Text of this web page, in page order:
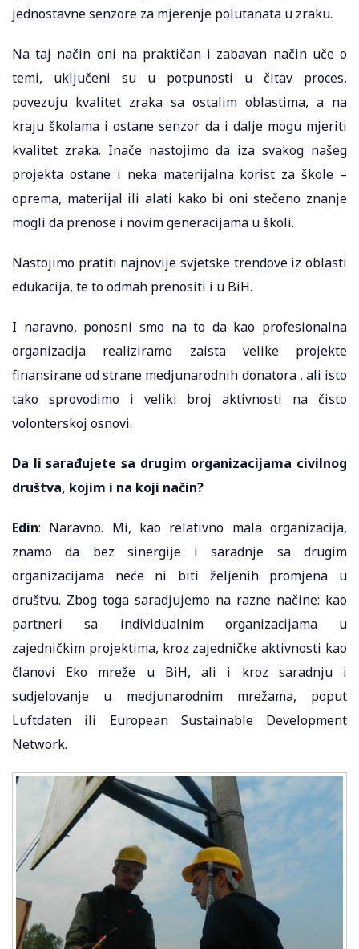
jednostavne senzore za mjerenje polutanata u zraku.
Na taj način oni na praktičan i zabavan način uče o
temi, uključeni su u potpunosti u čitav proces,
povezuju kvalitet zraka sa ostalim oblastima, a na
kraju školama i ostane senzor da i dalje mogu mjeriti
kvalitet zraka. Inače nastojimo da iza svakog našeg
projekta ostane i neka materijalna korist za škole –
oprema, materijal ili alati kako bi oni stečeno znanje
mogli da prenose i novim generacijama u školi.
Nastojimo pratiti najnovije svjetske trendove iz oblasti
edukacija, te to odmah prenositi i u BiH.
I naravno, ponosni smo na to da kao profesionalna
organizacija realiziramo zaista velike projekte
finansirane od strane medjunarodnih donatora , ali isto
tako sprovodimo i veliki broj aktivnosti na čisto
volonterskoj osnovi.
Da li sarađujete sa drugim organizacijama civilnog
društva, kojim i na koji način?
Edin: Naravno. Mi, kao relativno mala organizacija,
znamo da bez sinergije i saradnje sa drugim
organizacijama neće ni biti željenih promjena u
društvu. Zbog toga saradjujemo na razne načine: kao
partneri sa individualnim organizacijama u
zajedničkim projektima, kroz zajedničke aktivnosti kao
članovi Eko mreže u BiH, ali i kroz saradnju i
sudjelovanje u medjunarodnim mrežama, poput
Luftdaten ili European Sustainable Development
Network.